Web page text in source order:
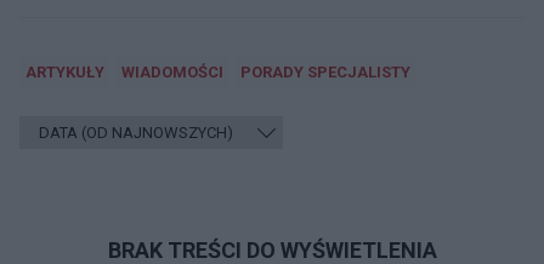
ARTYKUŁY WIADOMOŚCI PORADY SPECJALISTY
BRAK TREŚCI DO WYŚWIETLENIA